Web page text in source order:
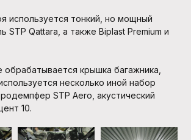
используется тонкий, но мощный
STP Qattara, а также Biplast Premium и
крышка багажника,
несколько иной набор
STP Aero, акустический
10.